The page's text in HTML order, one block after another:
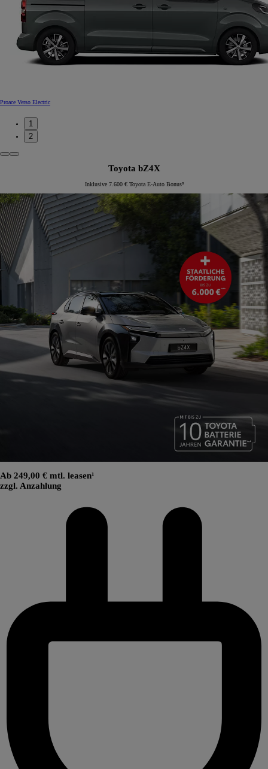
Proace Verso Electric
1
2
Toyota bZ4X
Inklusive 7.600 € Toyota E-Auto Bonus⁸
Ab 249,00 € mtl. leasen¹
zzgl. Anzahlung